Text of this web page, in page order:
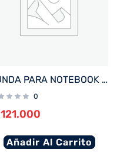
FUNDA PARA NOTEBOOK FTX SEDA-BD 14.1″ BORDO
0
121.000
Añadir Al Carrito